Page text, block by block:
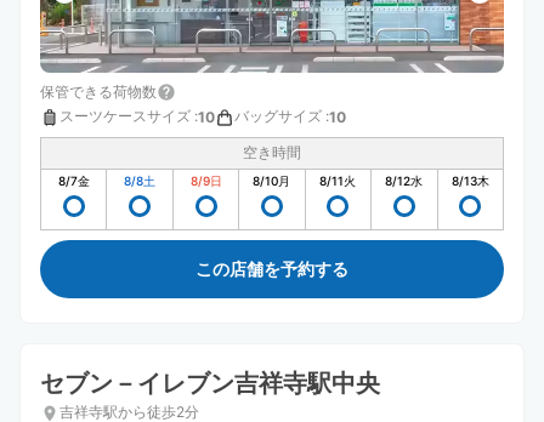
保管できる荷物数
スーツケースサイズ :10 バッグサイズ :10
空き時間
8/7金 8/8土 8/9日 8/10月 8/11火 8/12水 8/13木
この店舗を予約する
セブン－イレブン吉祥寺駅中央
吉祥寺駅から徒歩2分